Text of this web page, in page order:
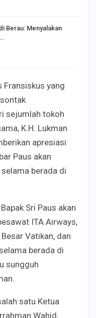
Berau: Menyalakan
Fransiskus yang
sejumlah tokoh
K.H. Lukman
apresiasi
Paus akan
berada di
Sri Paus akan
ITA Airways,
Vatikan, dan
berada di
sungguh
satu Ketua
Wahid,